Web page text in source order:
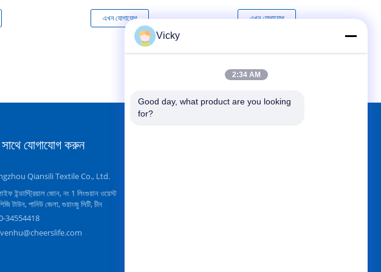
এখন যোগাযোগ এখন যোগাযোগ
যোগাযোগ করুন
Qiansili Textile Co., Ltd.
ইন্ডাস্ট্রিয়াল জোন, নং 1 লিংগুয়ান ওয়েস্ট
টাউন, পানিউ জেলা, গুয়াংজু সিটি, চীন
34554418
Vicky
2:34 AM
Good day, what product are you looking
for?